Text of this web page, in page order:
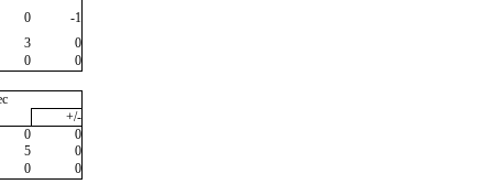
0
-1
3
0
0
0
+/-
0
0
5
0
0
0